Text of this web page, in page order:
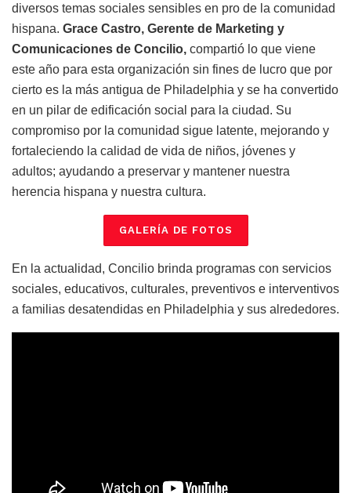
diversos temas sociales sensibles en pro de la comunidad
hispana. Grace Castro, Gerente de Marketing y
Comunicaciones de Concilio, compartió lo que viene
este año para esta organización sin fines de lucro que por
cierto es la más antigua de Philadelphia y se ha convertido
en un pilar de edificación social para la ciudad. Su
compromiso por la comunidad sigue latente, mejorando y
fortaleciendo la calidad de vida de niños, jóvenes y
adultos; ayudando a preservar y mantener nuestra
herencia hispana y nuestra cultura.
GALERÍA DE FOTOS
En la actualidad, Concilio brinda programas con servicios
sociales, educativos, culturales, preventivos e interventivos
a familias desatendidas en Philadelphia y sus alrededores.